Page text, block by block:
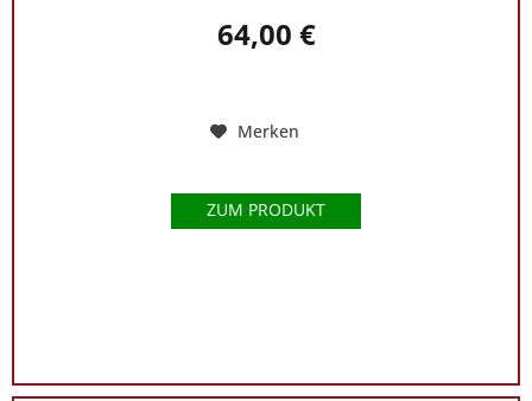
64,00 €
Merken
ZUM PRODUKT